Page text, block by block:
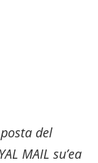
posta del
MAIL su’ea